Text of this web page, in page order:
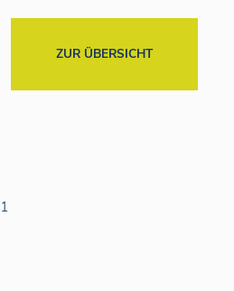
ZUR ÜBERSICHT
1